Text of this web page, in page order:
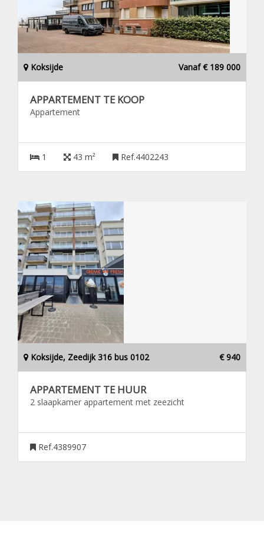
Koksijde Vanaf € 189 000
APPARTEMENT TE KOOP
Appartement
1 43 m² Ref.4402243
Koksijde, Zeedijk 316 bus 0102 € 940
APPARTEMENT TE HUUR
2 slaapkamer appartement met zeezicht
Ref.4389907